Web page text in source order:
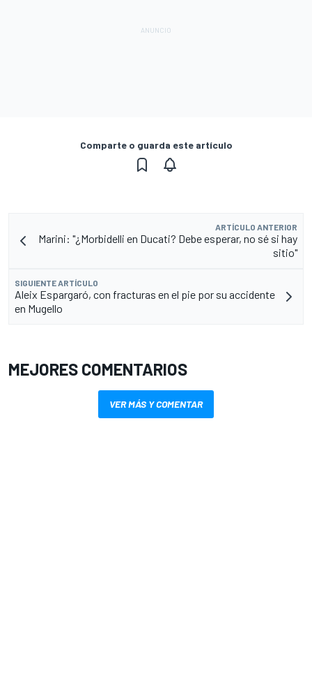
Comparte o guarda este artículo
ARTÍCULO ANTERIOR
Marini: "¿Morbidelli en Ducati? Debe esperar, no sé si hay
sitio"
SIGUIENTE ARTÍCULO
Aleix Espargaró, con fracturas en el pie por su accidente
en Mugello
MEJORES COMENTARIOS
VER MÁS Y COMENTAR